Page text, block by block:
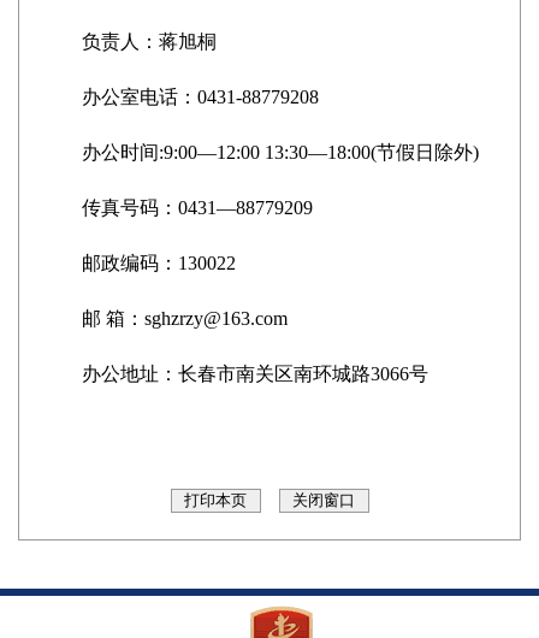
负责人： 蒋旭桐
办公室电话：0431-88779208
办公时间:9:00—12:00 13:30—18:00(节假日除外)
传真号码：0431—88779209
邮政编码：130022
邮 箱：sghzrzy@163.com
办公地址：长春市南关区南环城路3066号